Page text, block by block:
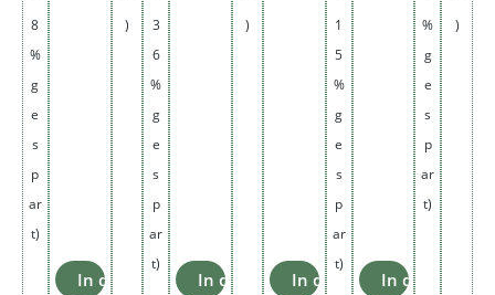
8
%
g
e
s
p
ar
t)
In den Warenkorb
)
3
6
%
g
e
s
p
ar
t)
In den Warenkorb
2)
In den Warenkorb
e
.
0
5
€
1
5
%
g
e
s
p
ar
t)
In den
%
g
e
s
p
ar
t)
)